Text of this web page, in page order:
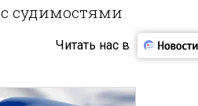
с судимостями
Читать нас в